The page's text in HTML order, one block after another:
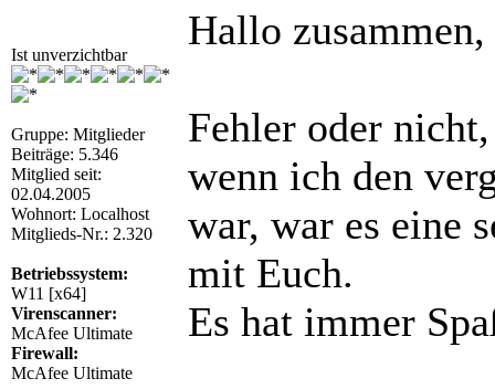
Ist unverzichtbar
Gruppe: Mitglieder
Beiträge: 5.346
Mitglied seit:
02.04.2005
Wohnort: Localhost
Mitglieds-Nr.: 2.320
Betriebssystem:
W11 [x64]
Virenscanner:
McAfee Ultimate
Firewall:
McAfee Ultimate
Hallo zusammen,
Fehler oder
wenn ich den
war, war es eine
mit Euch.
Es hat immer